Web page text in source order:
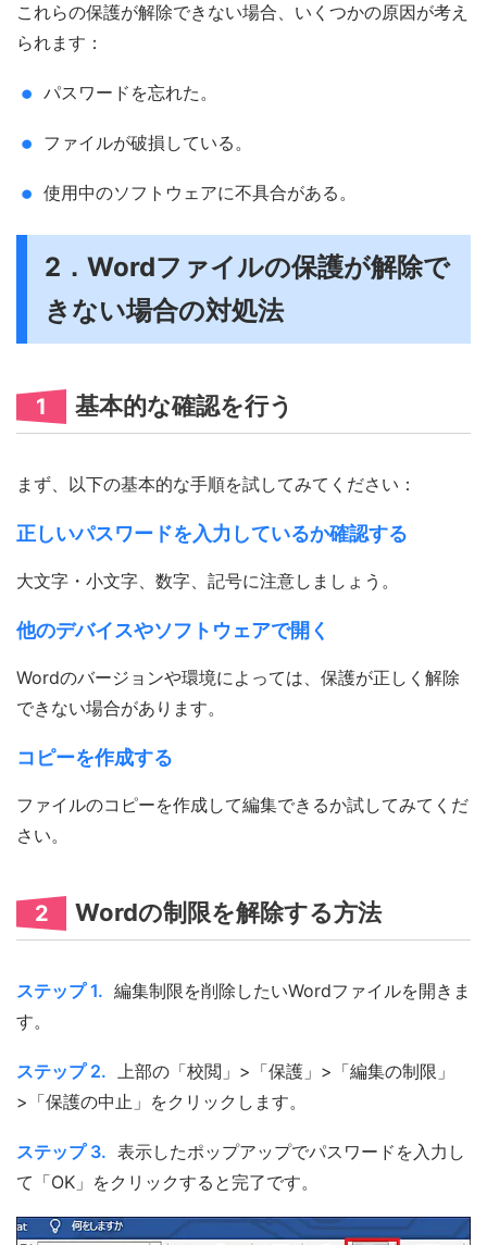
これらの保護が解除できない場合、いくつかの原因が考え
られます：
パスワードを忘れた。
ファイルが破損している。
使用中のソフトウェアに不具合がある。
2．Wordファイルの保護が解除で
きない場合の対処法
1 基本的な確認を行う
まず、以下の基本的な手順を試してみてください：
正しいパスワードを入力しているか確認する
大文字・小文字、数字、記号に注意しましょう。
他のデバイスやソフトウェアで開く
Wordのバージョンや環境によっては、保護が正しく解除
できない場合があります。
コピーを作成する
ファイルのコピーを作成して編集できるか試してみてくだ
さい。
2 Wordの制限を解除する方法
ステップ 1. 編集制限を削除したいWordファイルを開きま
す。
ステップ 2. 上部の「校閲」>「保護」>「編集の制限」
>「保護の中止」をクリックします。
ステップ 3. 表示したポップアップでパスワードを入力し
て「OK」をクリックすると完了です。